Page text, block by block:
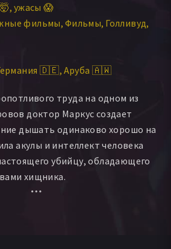
Станимир Стаматов
Mariya Ignatova
Симеонов
ужасы 😱
фильмы Фильмы Голливуд
🇩🇪 Аруба 🇦🇼
труда на одном из
доктор Маркус создает
дышать одинаково хорошо на
акулы и интеллект человека
убийцу, обладающего
хищника.